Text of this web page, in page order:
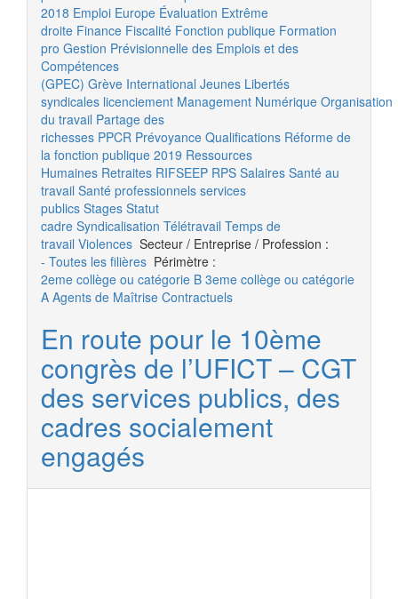
2018 Emploi Europe Évaluation Extrême
droite Finance Fiscalité Fonction publique Formation
pro Gestion Prévisionnelle des Emplois et des
Compétences
(GPEC) Grève International Jeunes Libertés
syndicales licenciement Management Numérique Organisation
du travail Partage des
richesses PPCR Prévoyance Qualifications Réforme de
la fonction publique 2019 Ressources
Humaines Retraites RIFSEEP RPS Salaires Santé au
travail Santé professionnels services
publics Stages Statut
cadre Syndicalisation Télétravail Temps de
travail Violences Secteur / Entreprise / Profession :
- Toutes les filières Périmètre :
2eme collège ou catégorie B 3eme collège ou catégorie
A Agents de Maîtrise Contractuels
En route pour le 10ème
congrès de l’UFICT – CGT
des services publics, des
cadres socialement
engagés